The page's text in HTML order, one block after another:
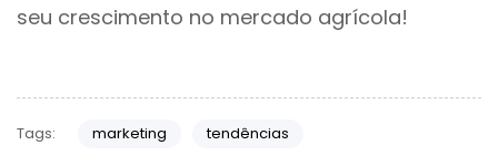
seu crescimento no mercado agrícola!
Tags: marketing tendências